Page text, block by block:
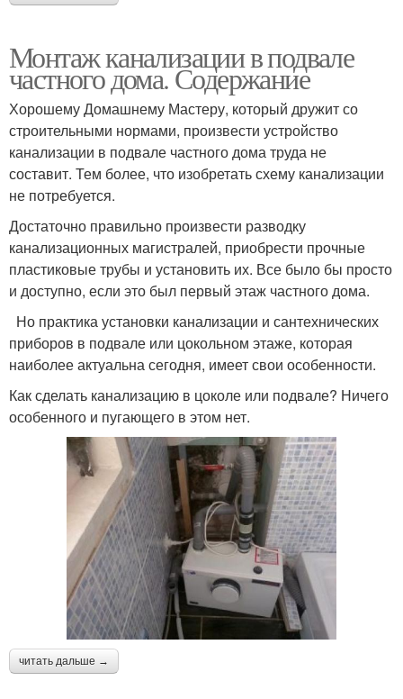
Монтаж канализации в подвале
частного дома. Содержание
Хорошему Домашнему Мастеру, который дружит со
строительными нормами, произвести устройство
канализации в подвале частного дома труда не
составит. Тем более, что изобретать схему канализации
не потребуется.
Достаточно правильно произвести разводку
канализационных магистралей, приобрести прочные
пластиковые трубы и установить их. Все было бы просто
и доступно, если это был первый этаж частного дома.
Но практика установки канализации и сантехнических
приборов в подвале или цокольном этаже, которая
наиболее актуальна сегодня, имеет свои особенности.
Как сделать канализацию в цоколе или подвале? Ничего
особенного и пугающего в этом нет.
читать дальше →